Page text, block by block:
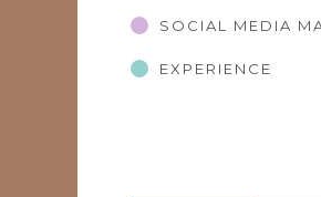
SOCIAL MEDIA
EXPERIENCE